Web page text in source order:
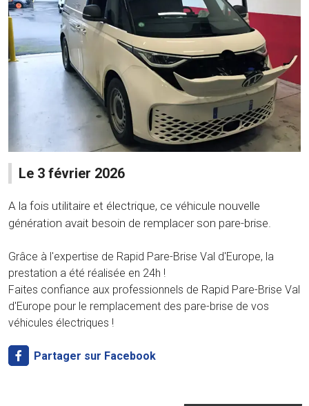
Le 3 février 2026
A la fois utilitaire et électrique, ce véhicule nouvelle
génération avait besoin de remplacer son pare-brise.
Grâce à l'expertise de Rapid Pare-Brise Val d'Europe, la
prestation a été réalisée en 24h !
Faites confiance aux professionnels de Rapid Pare-Brise Val
d'Europe pour le remplacement des pare-brise de vos
véhicules électriques !
Partager sur Facebook